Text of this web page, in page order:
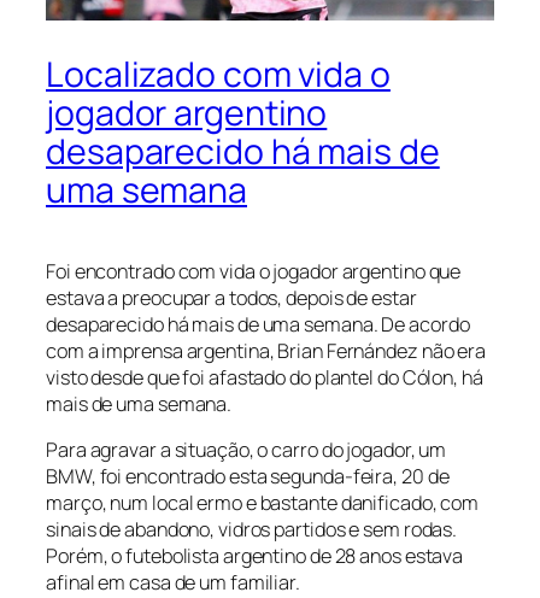
Localizado com vida o
jogador argentino
desaparecido há mais de
uma semana
Foi encontrado com vida o jogador argentino que
estava a preocupar a todos, depois de estar
desaparecido há mais de uma semana. De acordo
com a imprensa argentina, Brian Fernández não era
visto desde que foi afastado do plantel do Cólon, há
mais de uma semana.
Para agravar a situação, o carro do jogador, um
BMW, foi encontrado esta segunda-feira, 20 de
março, num local ermo e bastante danificado, com
sinais de abandono, vidros partidos e sem rodas.
Porém, o futebolista argentino de 28 anos estava
afinal em casa de um familiar.